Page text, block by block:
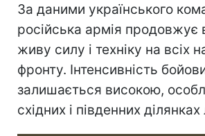
За даними українського
російська армія продовжує
живу силу і техніку на всіх
фронту. Інтенсивність
залишається високою,
східних і південних ділянках